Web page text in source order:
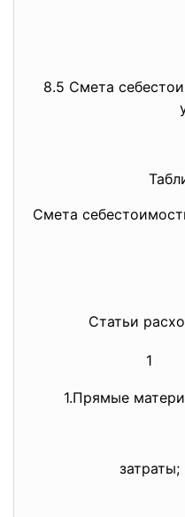
8.5 Смета
Смета
Статьи
1
1.Прямые
затраты;